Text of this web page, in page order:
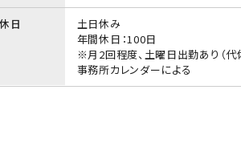
休日
土日休み
年間休日：100日
※月2回程度、土曜日出勤あり（代
事務所カレンダーによる